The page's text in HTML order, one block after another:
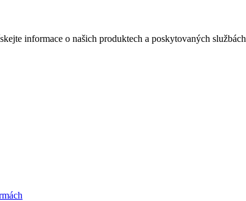
informace o našich produktech a poskytovaných službách